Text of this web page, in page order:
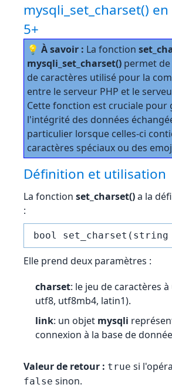
mysqli_set_charset() en
5+
💡 À savoir : La fonction
mysqli_set_charset() permet
de caractères utilisé pour la
entre le serveur PHP et le
Cette fonction est cruciale pour
l'intégrité des données
particulier lorsque celles-ci
caractères spéciaux ou des
Définition et utilisation
La fonction set_charset()a la
:
bool
Elle prend deux paramètres :
charset: le jeu de caractères
utf8, utf8mb4, latin1).
link: un objet mysqli
connexion à la base de
Valeur de retour : true si
false sinon.